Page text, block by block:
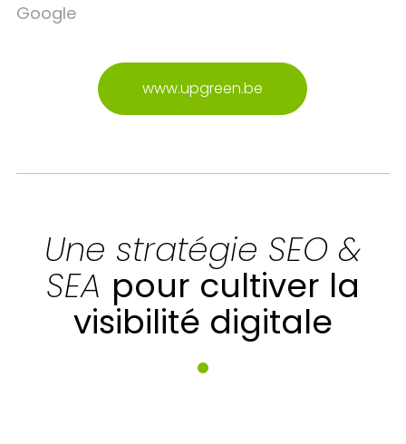
Google
www.upgreen.be
Une stratégie SEO &
SEA pour cultiver la
visibilité digitale